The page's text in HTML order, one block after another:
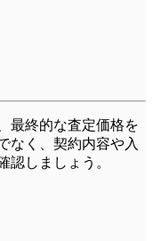
最終的な査定価格を
なく、契約内容や入
認しましょう。